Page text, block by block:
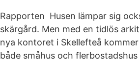
Rapporten Husen lämpar sig
skärgård. Men med en tidlös
nya kontoret i Skellefteå
både småhus och